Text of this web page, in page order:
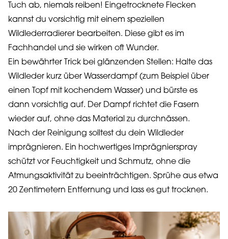
Tuch ab, niemals reiben! Eingetrocknete Flecken
kannst du vorsichtig mit einem speziellen
Wildlederradierer bearbeiten. Diese gibt es im
Fachhandel und sie wirken oft Wunder.
Ein bewährter Trick bei glänzenden Stellen: Halte das
Wildleder kurz über Wasserdampf (zum Beispiel über
einen Topf mit kochendem Wasser) und bürste es
dann vorsichtig auf. Der Dampf richtet die Fasern
wieder auf, ohne das Material zu durchnässen.
Nach der Reinigung solltest du dein Wildleder
imprägnieren. Ein hochwertiges Imprägnierspray
schützt vor Feuchtigkeit und Schmutz, ohne die
Atmungsaktivität zu beeinträchtigen. Sprühe aus etwa
20 Zentimetern Entfernung und lass es gut trocknen.